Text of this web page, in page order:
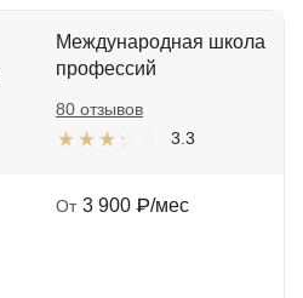
Международная школа
профессий
3.3
80 отзывов
От 3 900 ₽/мес